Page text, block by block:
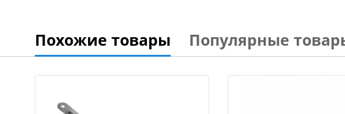
Похожие товары Популярные